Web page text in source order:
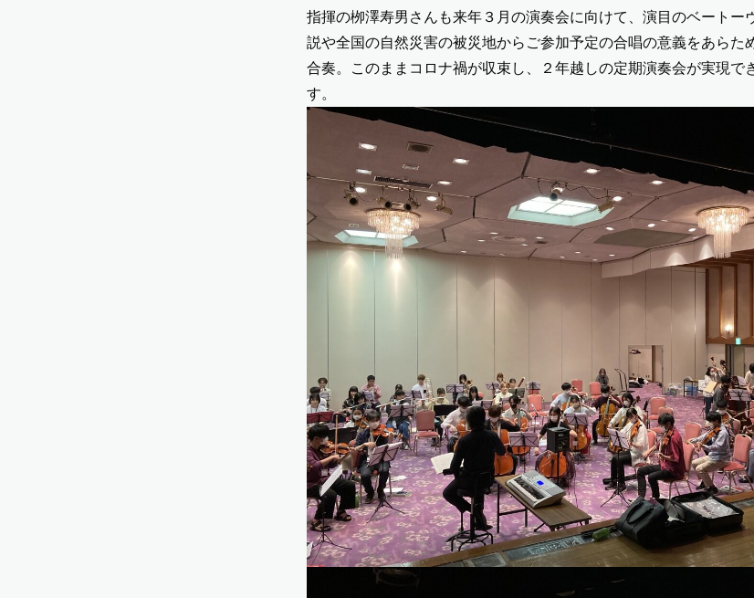
指揮の栁澤寿男さんも来年３月の演奏会に向けて、演目のベートー
説や全国の自然災害の被災地からご参加予定の合唱の意義をあらた
合奏。このままコロナ禍が収束し、２年越しの定期演奏会が実現で
す。